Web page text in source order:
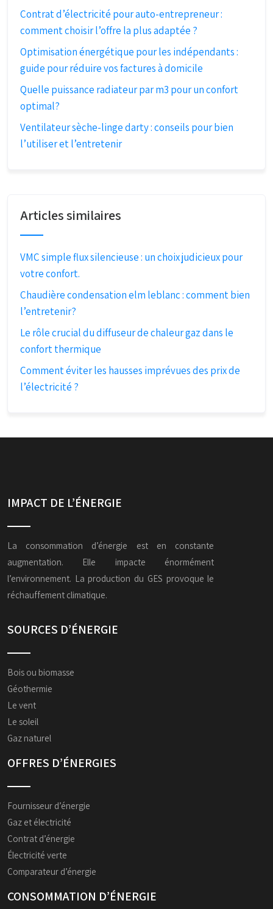
Contrat d’électricité pour auto-entrepreneur :
comment choisir l’offre la plus adaptée ?
Optimisation énergétique pour les indépendants :
guide pour réduire vos factures à domicile
Quelle puissance radiateur par m3 pour un confort
optimal?
Ventilateur sèche-linge darty : conseils pour bien
l’utiliser et l’entretenir
Articles similaires
VMC simple flux silencieuse : un choix judicieux pour
votre confort.
Chaudière condensation elm leblanc : comment bien
l’entretenir?
Le rôle crucial du diffuseur de chaleur gaz dans le
confort thermique
Comment éviter les hausses imprévues des prix de
l’électricité ?
IMPACT DE L’ÉNERGIE
La consommation d’énergie est en constante
augmentation. Elle impacte énormément
l’environnement. La production du GES provoque le
réchauffement climatique.
SOURCES D’ÉNERGIE
Bois ou biomasse
Géothermie
Le vent
Le soleil
Gaz naturel
OFFRES D’ÉNERGIES
Fournisseur d’énergie
Gaz et électricité
Contrat d’énergie
Électricité verte
Comparateur d’énergie
CONSOMMATION D’ÉNERGIE